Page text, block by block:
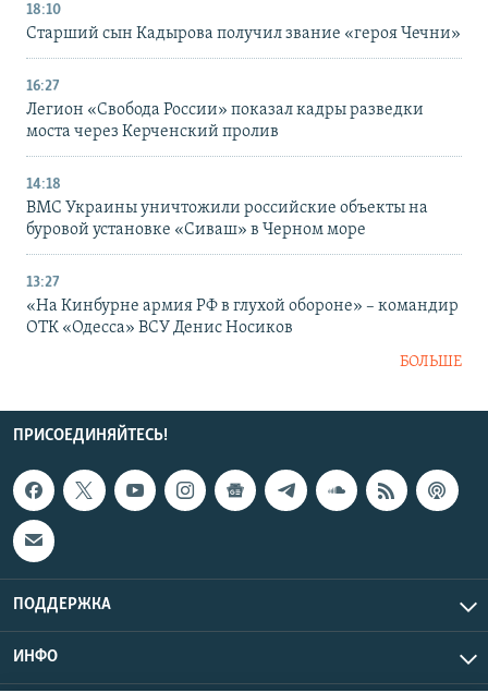
18:10
Старший сын Кадырова получил звание «героя Чечни»
16:27
Легион «Свобода России» показал кадры разведки
моста через Керченский пролив
14:18
ВМС Украины уничтожили российские объекты на
буровой установке «Сиваш» в Черном море
13:27
«На Кинбурне армия РФ в глухой обороне» – командир
ОТК «Одесса» ВСУ Денис Носиков
БОЛЬШЕ
ПРИСОЕДИНЯЙТЕСЬ!
ПОДДЕРЖКА
ИНФО